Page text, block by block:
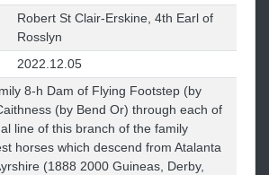
Robert St Clair-Erskine, 4th Earl of
Rosslyn
2022.12.05
8-h Dam of Flying Footstep (by
(by Bend Or) through each of
line of this branch of the family
horses which descend from Atalanta
(1888 2000 Guineas, Derby,